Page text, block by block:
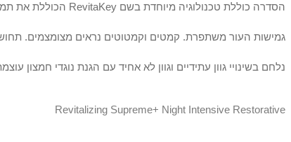
הסדרה כוללת טכנולוגיה מיוחדת בשם RevitaKey הכוללת את תמצית המורינגה , היא מגבירה את יכולת העור להגביר את ייצור הקולגן והאלסטין.
גמישות העור משתפרת. קמטים וקמטוטים נראים מצומצמים.
נלחם בשינויי גוון עתידיים וגוון לא אחיד עם הגנת נוגדי חמצון
Revitalizing Supreme+ Night Intensive Restorative